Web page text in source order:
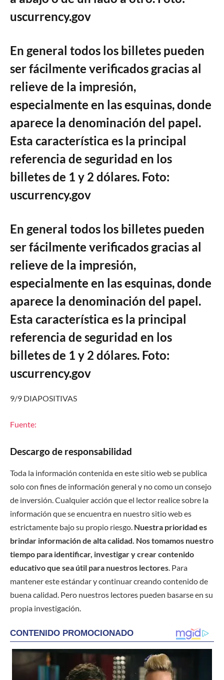
uscurrency.gov
En general todos los billetes pueden
ser fácilmente verificados gracias al
relieve de la impresión,
especialmente en las esquinas, donde
aparece la denominación del papel.
Esta característica es la principal
referencia de seguridad en los
billetes de 1 y 2 dólares. Foto:
uscurrency.gov
En general todos los billetes pueden
ser fácilmente verificados gracias al
relieve de la impresión,
especialmente en las esquinas, donde
aparece la denominación del papel.
Esta característica es la principal
referencia de seguridad en los
billetes de 1 y 2 dólares. Foto:
uscurrency.gov
9/9 DIAPOSITIVAS
Fuente:
Descargo de responsabilidad
Toda la información contenida en este sitio web se publica
solo con fines de información general y no como un consejo
de inversión. Cualquier acción que el lector realice sobre la
información que se encuentra en nuestro sitio web es
estrictamente bajo su propio riesgo. Nuestra prioridad es
brindar información de alta calidad. Nos tomamos nuestro
tiempo para identificar, investigar y crear contenido
educativo que sea útil para nuestros lectores . Para
mantener este estándar y continuar creando contenido de
buena calidad. Pero nuestros lectores pueden basarse en su
propia investigación.